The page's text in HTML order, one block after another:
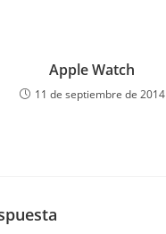
Apple Watch
11 de septiembre de 2014